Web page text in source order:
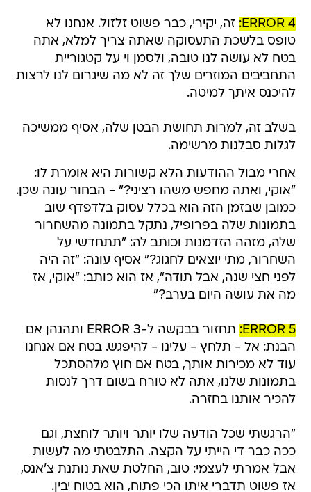
ERROR 4: זה, יקירי, כבר פשוט זלזול. אנחנו לא
טופס בלשכת התעסוקה שאתה צריך למלא, אתה
בטח לא עושה לנו טובה, ולסמן וי על קטגוריית
התחביבים המוזרים שלך זה לא מה שיגרום לנו לרצות
להיכנס איתך למיטה.
בשלב זה, למרות תחושת הבטן שלה, אסיף ממשיכה
לגלות סבלנות מרשימה.
אחרי מבול ההודעות הלא קשורות היא אומרת לו:
"אוקי, ואתה מחפש משהו רציני?" - הבחור עונה שכן.
כמובן שבזמן הזה הוא בכלל עסוק בלדפדף שוב
בתמונות שלה בפרופיל, נתקל בתמונה מהשחרור
שלה, מזהה הזדמנות וכותב לה: "תתחדשי על
השחרור, מתי יוצאים לחגוג?" אסיף עונה: "זה היה
לפני חצי שנה, אבל תודה", אז הוא כותב: "אוקי, אז
מה את עושה היום בערב?"
ERROR 5:
תחזור בבקשה ל-ERROR 3 ותהנהן אם
הבנת: אל - תלחץ - עלינו - להיפגש. בטח אם אנחנו
עוד לא מכירות אותך, בטח אם חוץ מלהסתכל
בתמונות שלנו, אתה לא טורח בשום דרך לנסות
להכיר אותנו בחזרה.
"הרגשתי שכל הודעה שלו יותר ויותר לוחצת, וגם
ככה כבר די הייתי על הקצה. התלבטתי מה לעשות
אבל אמרתי לעצמי: טוב, החלטת שאת נותנת צ'אנס,
אז פשוט תדברי איתו הכי פתוח, הוא בטוח יבין.